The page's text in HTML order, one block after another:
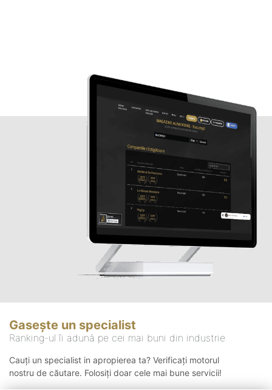
Gasește un specialist
Ranking-ul îi adună pe cei mai buni din industrie
Cauți un specialist in apropierea ta? Verificați motorul
nostru de căutare. Folosiți doar cele mai bune servicii!